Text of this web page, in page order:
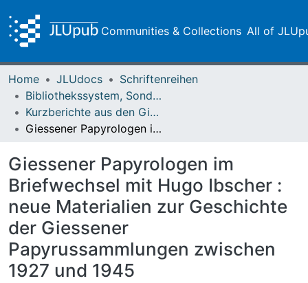
Communities & Collections All of
Home JLUdocs
Schriftenreihen
Bibliothekssystem, Sondersammlungen
Kurzberichte aus den Giessener Papyrussammlungen
Giessener Papyrologen im Briefwechsel mit Hugo Ibscher : neue Materialien zur Geschichte der Giessener Papyrussammlungen zwischen 1927 und 1945
Giessener Papyrologen im
Briefwechsel mit Hugo Ibscher :
neue Materialien zur Geschichte
der Giessener
Papyrussammlungen zwischen
1927 und 1945